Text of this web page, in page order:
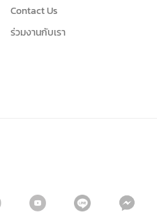
Contact Us
ร่วมงานกับเรา